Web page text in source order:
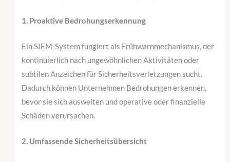
1. Proaktive Bedrohungserkennung
Ein SIEM-System fungiert als Frühwarnmechanismus, der
kontinuierlich nach ungewöhnlichen Aktivitäten oder
subtilen Anzeichen für Sicherheitsverletzungen sucht.
Dadurch können Unternehmen Bedrohungen erkennen,
bevor sie sich ausweiten und operative oder finanzielle
Schäden verursachen.
2. Umfassende Sicherheitsübersicht